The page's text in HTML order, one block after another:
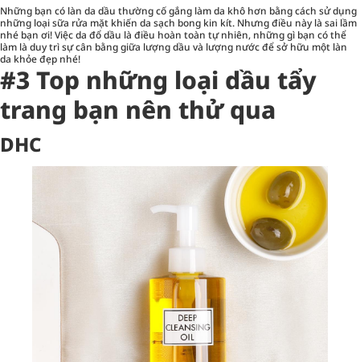
Những bạn có làn da dầu thường cố gắng làm da khô hơn bằng cách sử dụng
những loại sữa rửa mặt khiến da sạch bong kin kít. Nhưng điều này là sai lầm
nhé bạn ơi! Việc da đổ dầu là điều hoàn toàn tự nhiên, những gì bạn có thể
làm là duy trì sự cân bằng giữa lượng dầu và lượng nước để sở hữu một làn
da khỏe đẹp nhé!
#3 Top những loại dầu tẩy
trang bạn nên thử qua
DHC